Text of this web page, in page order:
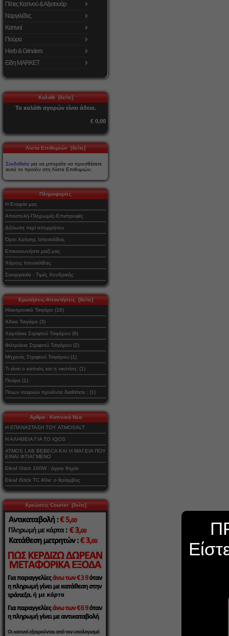
Πίπες Καπνού & Αξεσουάρ
Ναργιλέδες
Καπνοί
Πούρα
Herb & Grinders
Είδη MARKET
Καλάθι [δείτε]
Το καλάθι αγορών είναι άδειο.
€ 0,00
Λίστα Επιθυμιών [δείτε]
Συνδεθείτε για να μπορείτε να προσθέσετε
αυτό το προϊόν στη Λίστα Επιθυμιών.
Πληροφορίες
Η Εταιρία μας
Αποστολή-Πληρωμές-Επιστροφές
Δήλωση περί απορρήτου
Όροι Χρήσης Ιστοσελίδας
Επικοινωνήστε μαζί μας
Χάρτης Ιστοσελίδας
Συνεργασία - Τιμές Χονδρικής
Ερωτήσεις-Απαντήσεις [δείτε]
Ηλεκτρονικό Τσιγάρο (16)
Αδεια Τσιγάρα (3)
Χαρτάκια Στριφτού Τσιγάρου (9)
Φιλτράκια Στριφτού Τσιγάρου (2)
Μηχανές Στριφτού Τσιγάρου (1)
Τι είναι ο καπνός και η νικοτίνη; (1)
Πούρα (1)
Ποιων εταιριών προϊόντα διαθέτετε ; (1)
Αρθρα - Καπνικά Νέα
Η ΕΠΑΝΑΣΤΑΣΗ ΤΟΥ ATMOSALT
Η ΑΛΗΘΕΙΑ ΓΙΑ ΤΟ IQOS
ATMOS LAB BEBECA ΚΑΙ Η ΜΑΓΕΙΑ ΠΟΥ
ΕΙΝΑΙ ΦΤΙΑΓΜΕΝΟ
Eleaf iStick 100W : άγριο θηρίο
Eleaf iStick TC 40w: ο θρίαμβος
Χρεώσεις Courier [δείτε]